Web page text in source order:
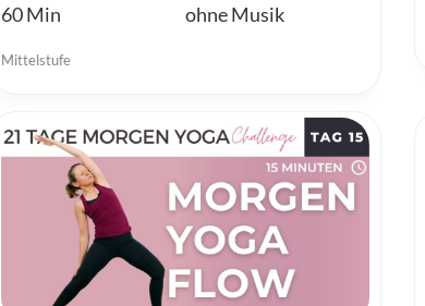
60
ohne Musik
Mittelstufe